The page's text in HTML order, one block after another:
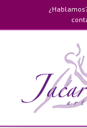
contenido